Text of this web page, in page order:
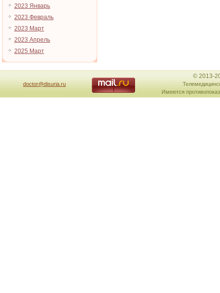
2023 Январь
2023 Февраль
2023 Март
2023 Апрель
2025 Март
doctor@disuria.ru
© 2013-
Имеются